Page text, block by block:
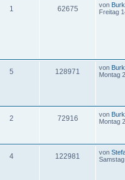
1 62675 von
Freitag
5 128971 von
Montag
2 72916 von
Montag
4 122981 von